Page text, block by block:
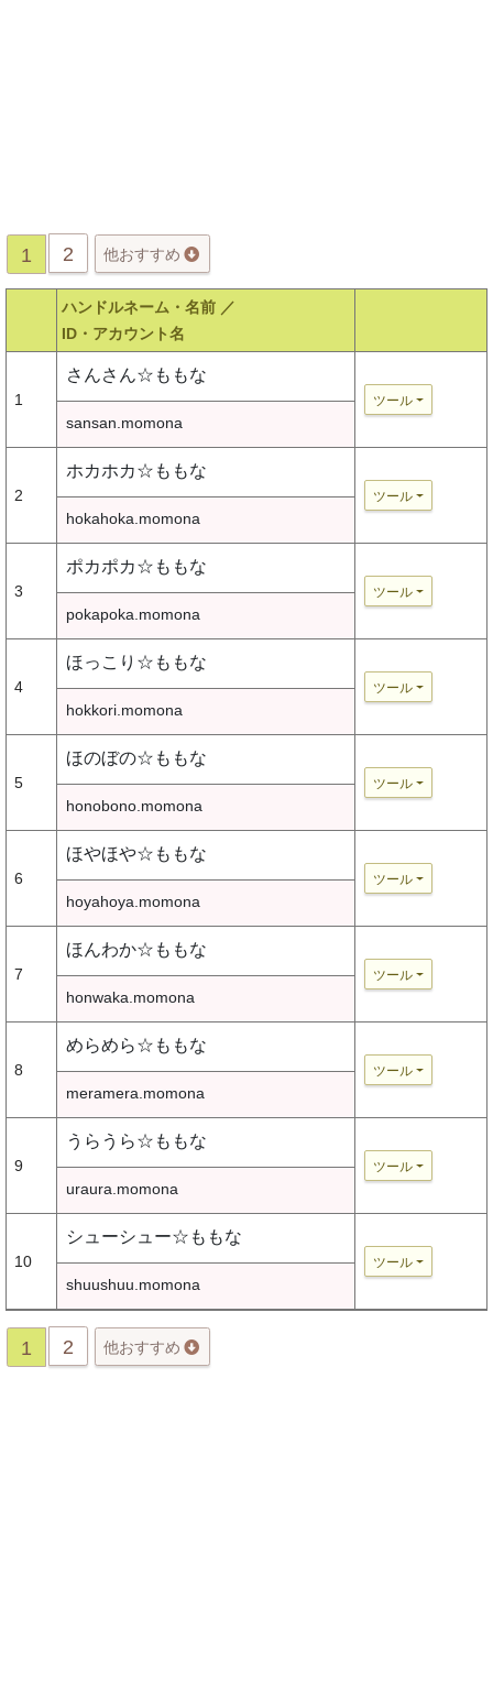
1 2 他おすすめ
ハンドルネーム・名前 ／
ID・アカウント名
1
さんさん☆ももな
ツール
sansan.momona
2
ホカホカ☆ももな
ツール
hokahoka.momona
3
ポカポカ☆ももな
ツール
pokapoka.momona
4
ほっこり☆ももな
ツール
hokkori.momona
5
ほのぼの☆ももな
ツール
honobono.momona
6
ほやほや☆ももな
ツール
hoyahoya.momona
7
ほんわか☆ももな
ツール
honwaka.momona
8
めらめら☆ももな
ツール
meramera.momona
9
うらうら☆ももな
ツール
uraura.momona
10
シューシュー☆ももな
ツール
shuushuu.momona
1 2 他おすすめ